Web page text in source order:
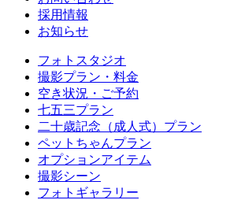
採用情報
お知らせ
フォトスタジオ
撮影プラン・料金
空き状況・ご予約
七五三プラン
二十歳記念（成人式）プラン
ペットちゃんプラン
オプションアイテム
撮影シーン
フォトギャラリー